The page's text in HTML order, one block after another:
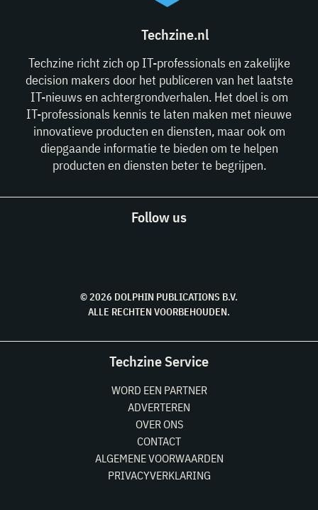
Techzine.nl
Techzine richt zich op IT-professionals en zakelijke
decision makers door het publiceren van het laatste
IT-nieuws en achtergrondverhalen. Het doel is om
IT-professionals kennis te laten maken met nieuwe
innovatieve producten en diensten, maar ook om
diepgaande informatie te bieden om te helpen
producten en diensten beter te begrijpen.
Follow us
© 2026 DOLPHIN PUBLICATIONS B.V.
ALLE RECHTEN VOORBEHOUDEN.
Techzine Service
WORD EEN PARTNER
ADVERTEREN
OVER ONS
CONTACT
ALGEMENE VOORWAARDEN
PRIVACYVERKLARING